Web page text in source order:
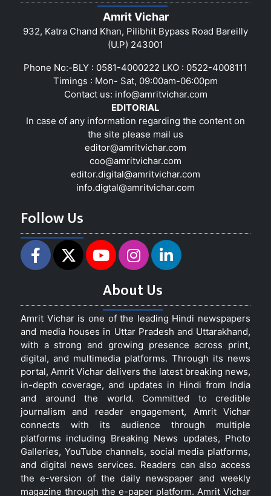
Amrit Vichar
932, Katra Chand Khan, Pilibhit Bypass Road Bareilly
(U.P) 243001
Phone No:-BLY : 0581-4000222 LKO : 0522-4008111
Timings : Mon- Sat, 09:00am-06:00pm
Contact us: info@amritvichar.com
EDITORIAL
In case of any information regarding the content on
the site please mail us
editor@amritvichar.com
coo@amritvichar.com
editor.digital@amritvichar.com
info.digtal@amritvichar.com
Follow Us
About Us
Amrit Vichar is one of the leading Hindi newspapers
and media houses in Uttar Pradesh and Uttarakhand,
with a strong and growing presence across print,
digital, and multimedia platforms. Through its news
portal, Amrit Vichar delivers the latest breaking news,
in-depth coverage, and updates in Hindi from India
and around the world. Committed to credible
journalism and reader engagement, Amrit Vichar
connects with its audience through multiple
platforms including Breaking News updates, Photo
Galleries, YouTube channels, social media platforms,
and digital news services. Readers can also access
the e-version of the daily newspaper and weekly
magazine through the e-paper platform. Amrit Vichar